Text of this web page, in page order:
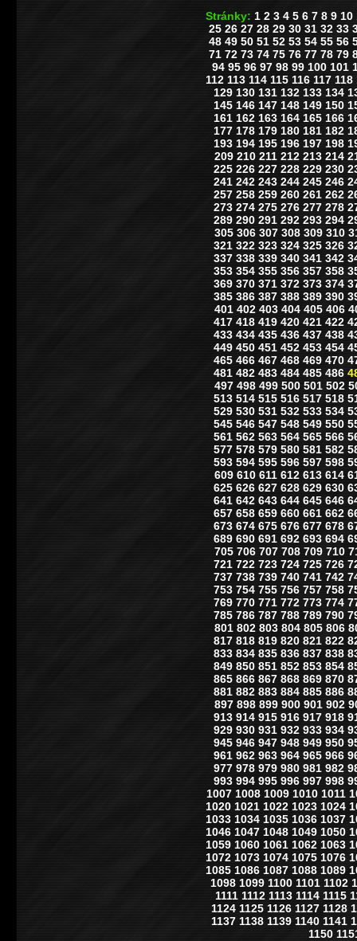
Stránky: 1 2 3 4 5 6 7 8 9 10
25 26 27 28 29 30 31 32 33
48 49 50 51 52 53 54 55 56
71 72 73 74 75 76 77 78 79
94 95 96 97 98 99 100 101
112 113 114 115 116 117 118
129 130 131 132 133 134
145 146 147 148 149 150
161 162 163 164 165 166
177 178 179 180 181 182
193 194 195 196 197 198
209 210 211 212 213 214
225 226 227 228 229 230
241 242 243 244 245 246
257 258 259 260 261 262
273 274 275 276 277 278
289 290 291 292 293 294
305 306 307 308 309 310
321 322 323 324 325 326
337 338 339 340 341 342
353 354 355 356 357 358
369 370 371 372 373 374
385 386 387 388 389 390
401 402 403 404 405 406
417 418 419 420 421 422
433 434 435 436 437 438
449 450 451 452 453 454
465 466 467 468 469 470
481 482 483 484 485 486
497 498 499 500 501 502
513 514 515 516 517 518
529 530 531 532 533 534
545 546 547 548 549 550
561 562 563 564 565 566
577 578 579 580 581 582
593 594 595 596 597 598
609 610 611 612 613 614
625 626 627 628 629 630
641 642 643 644 645 646
657 658 659 660 661 662
673 674 675 676 677 678
689 690 691 692 693 694
705 706 707 708 709 710
721 722 723 724 725 726
737 738 739 740 741 742
753 754 755 756 757 758
769 770 771 772 773 774
785 786 787 788 789 790
801 802 803 804 805 806
817 818 819 820 821 822
833 834 835 836 837 838
849 850 851 852 853 854
865 866 867 868 869 870
881 882 883 884 885 886
897 898 899 900 901 902
913 914 915 916 917 918
929 930 931 932 933 934
945 946 947 948 949 950
961 962 963 964 965 966
977 978 979 980 981 982
993 994 995 996 997 998
1007 1008 1009 1010 1011
1020 1021 1022 1023 1024
1033 1034 1035 1036 1037
1046 1047 1048 1049 1050
1059 1060 1061 1062 1063
1072 1073 1074 1075 1076
1085 1086 1087 1088 1089
1098 1099 1100 1101 1102
1111 1112 1113 1114 1115
1124 1125 1126 1127 1128
1137 1138 1139 1140 1141
1150